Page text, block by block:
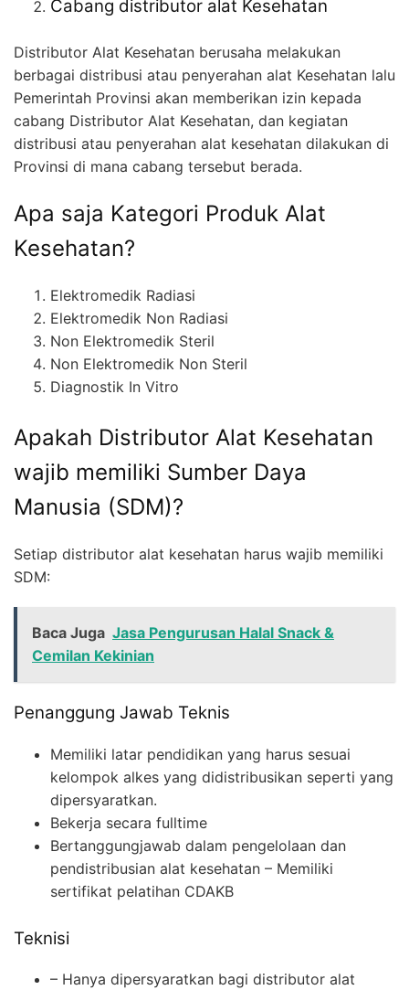
Cabang distributor alat Kesehatan
Distributor Alat Kesehatan berusaha melakukan
berbagai distribusi atau penyerahan alat Kesehatan lalu
Pemerintah Provinsi akan memberikan izin kepada
cabang Distributor Alat Kesehatan, dan kegiatan
distribusi atau penyerahan alat kesehatan dilakukan di
Provinsi di mana cabang tersebut berada.
Apa saja Kategori Produk Alat
Kesehatan?
Elektromedik Radiasi
Elektromedik Non Radiasi
Non Elektromedik Steril
Non Elektromedik Non Steril
Diagnostik In Vitro
Apakah Distributor Alat Kesehatan
wajib memiliki Sumber Daya
Manusia (SDM)?
Setiap distributor alat kesehatan harus wajib memiliki
SDM:
Baca Juga Jasa Pengurusan Halal Snack &
Cemilan Kekinian
Penanggung Jawab Teknis
Memiliki latar pendidikan yang harus sesuai
kelompok alkes yang didistribusikan seperti yang
dipersyaratkan.
Bekerja secara fulltime
Bertanggungjawab dalam pengelolaan dan
pendistribusian alat kesehatan – Memiliki
sertifikat pelatihan CDAKB
Teknisi
– Hanya dipersyaratkan bagi distributor alat